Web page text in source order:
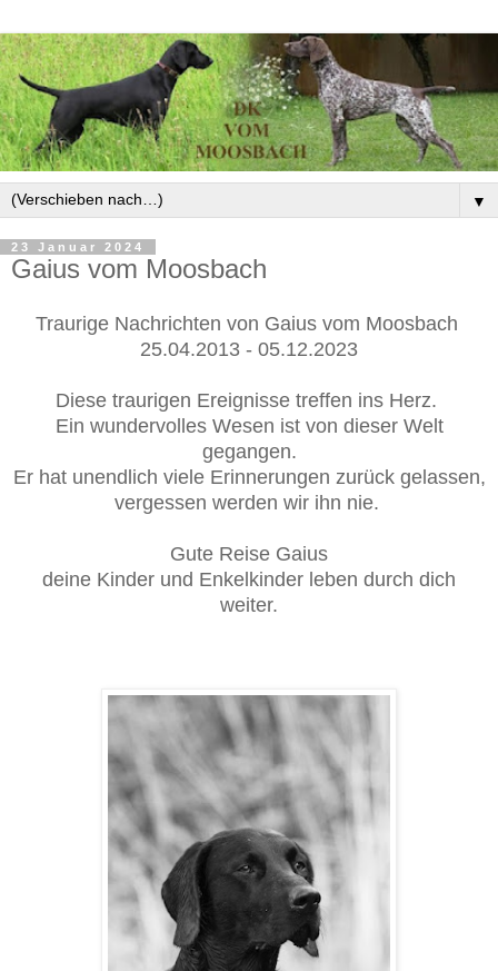
▼
23 Januar 2024
Gaius vom Moosbach
Traurige Nachrichten von Gaius vom Moosbach
25.04.2013 - 05.12.2023
Diese traurigen Ereignisse treffen ins Herz.
Ein wundervolles Wesen ist von dieser Welt
gegangen.
Er hat unendlich viele Erinnerungen zurück gelassen,
vergessen werden wir ihn nie.
Gute Reise Gaius
deine Kinder und Enkelkinder leben durch dich
weiter.